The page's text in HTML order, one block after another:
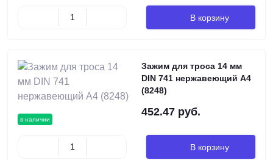
В корзину
в наличии
Зажим для троса 14 мм
DIN 741 нержавеющий А4
(8248)
452.47 руб.
В корзину